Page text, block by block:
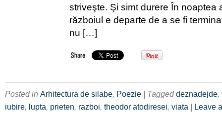
striveşte. Şi simt durere În noaptea
războiul e departe de a se fi
nu […]
Posted in Arhitectura de silabe, Poezie | Taggeddeznadejde,
iubire, lupta, prieten, razboi, theodor atodiresei, viata | Leave